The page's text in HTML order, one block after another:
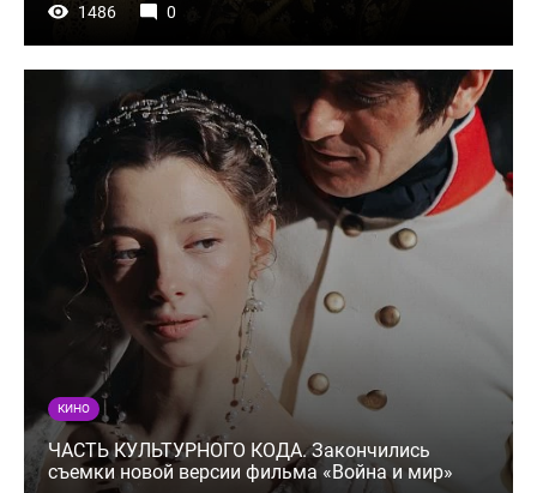
1486 0
КИНО
ЧАСТЬ КУЛЬТУРНОГО КОДА. Закончились
съемки новой версии фильма «Война и мир»